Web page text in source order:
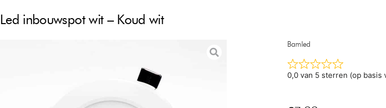
Led inbouwspot wit – Koud wit
Bamled
0,0 van 5 sterren (op basis